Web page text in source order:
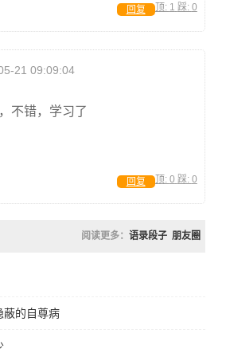
顶: 1 踩: 0
回复
21 09:09:04
不错，学习了
顶: 0 踩: 0
回复
阅读更多： 语录段子 朋友圈
蔽的自尊病